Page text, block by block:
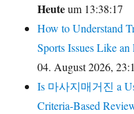
Heuteum 13:38:17
How to Understand
Sports Issues Like an
04. August 2026,
Is 마사지매거진 a
Criteria-Based